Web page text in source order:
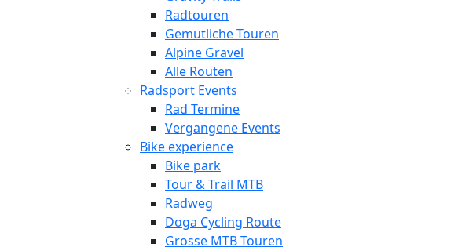
Radtouren
Gemutliche Touren
Alpine Gravel
Alle Routen
Radsport Events
Rad Termine
Vergangene Events
Bike experience
Bike park
Tour & Trail MTB
Radweg
Doga Cycling Route
Grosse MTB Touren